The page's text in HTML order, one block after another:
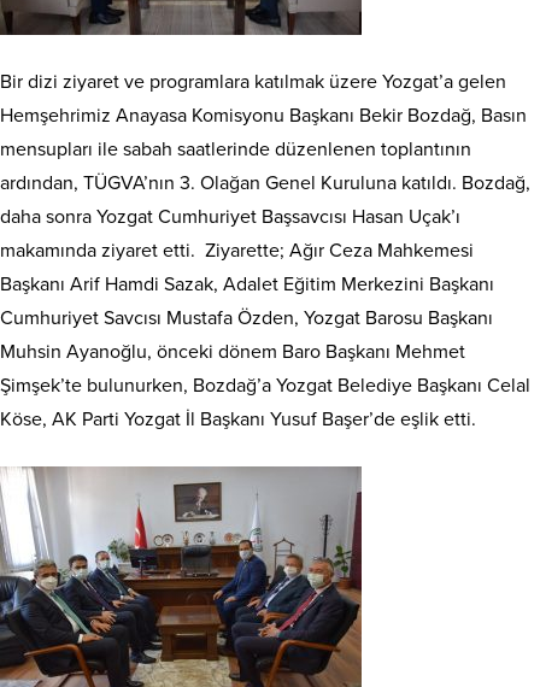
Bir dizi ziyaret ve programlara katılmak üzere Yozgat’a gelen
Hemşehrimiz Anayasa Komisyonu Başkanı Bekir Bozdağ, Basın
mensupları ile sabah saatlerinde düzenlenen toplantının
ardından, TÜGVA’nın 3. Olağan Genel Kuruluna katıldı. Bozdağ,
daha sonra Yozgat Cumhuriyet Başsavcısı Hasan Uçak’ı
makamında ziyaret etti. Ziyarette; Ağır Ceza Mahkemesi
Başkanı Arif Hamdi Sazak, Adalet Eğitim Merkezini Başkanı
Cumhuriyet Savcısı Mustafa Özden, Yozgat Barosu Başkanı
Muhsin Ayanoğlu, önceki dönem Baro Başkanı Mehmet
Şimşek’te bulunurken, Bozdağ’a Yozgat Belediye Başkanı Celal
Köse, AK Parti Yozgat İl Başkanı Yusuf Başer’de eşlik etti.